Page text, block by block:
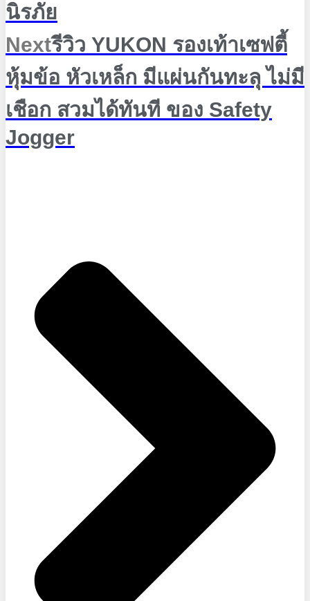
นิรภัย
Nextรีวิว YUKON รองเท้าเซฟตี้
หุ้มข้อ หัวเหล็ก มีแผ่นกันทะลุ ไม่มี
เชือก สวมได้ทันที ของ Safety
Jogger